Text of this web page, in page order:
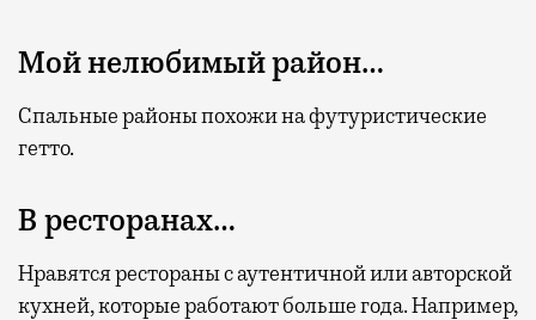
Мой нелюбимый район…
Спальные районы похожи на футуристические
гетто.
В ресторанах…
Нравятся рестораны с аутентичной или авторской
кухней, которые работают больше года. Например,